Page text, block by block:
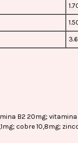
B2 20mg;
cobre 10,8mg;